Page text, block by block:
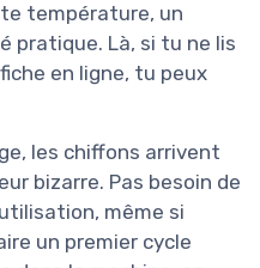
température, un
pratique. Là, si tu ne lis
en ligne, tu peux
les chiffons arrivent
bizarre. Pas besoin de
même si
un premier cycle